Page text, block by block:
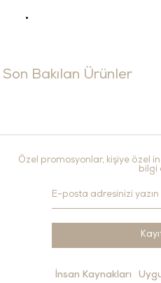
Son Bakılan Ürünler
Özel promosyonlar, kişiye özel
bilgi
İnsan Kaynakları